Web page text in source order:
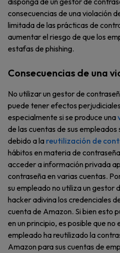
consecuencias de una violación
limitada de las prácticas de
aumentar el riesgo de que los
estafas de phishing.
Consecuencias de una
No utilizar un gestor de
puede tener efectos
especialmente si se produce una
de las cuentas de sus
debido a la reutilización de
hábitos en materia de
acceder a información privada
contraseña en varias cuentas.
su empleado no utiliza un gestor
hacker adivina los credenciales
cuenta de Amazon. Si bien esto
en un principio, es posible que
empleado ha reutilizado la
Amazon para sus cuentas de